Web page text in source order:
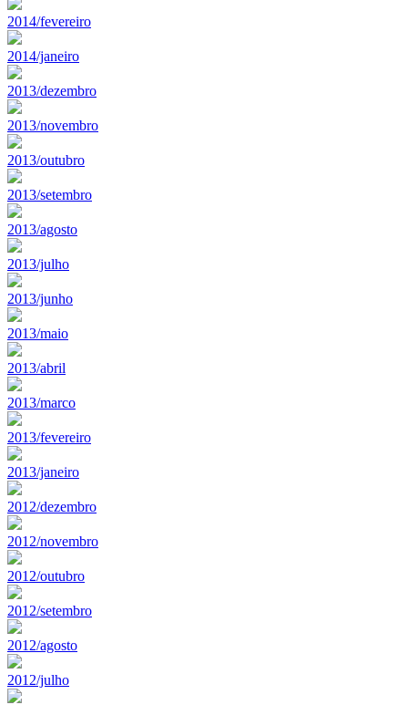
2014/fevereiro
2014/janeiro
2013/dezembro
2013/novembro
2013/outubro
2013/setembro
2013/agosto
2013/julho
2013/junho
2013/maio
2013/abril
2013/marco
2013/fevereiro
2013/janeiro
2012/dezembro
2012/novembro
2012/outubro
2012/setembro
2012/agosto
2012/julho